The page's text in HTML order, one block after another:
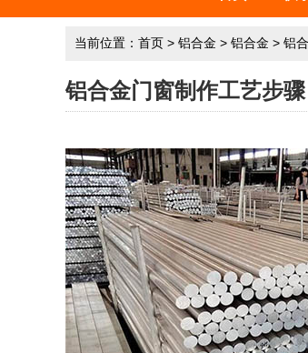
当前位置： 首页 > 铝合金 > 铝合金 > 铝
铝合金门窗制作工艺步骤